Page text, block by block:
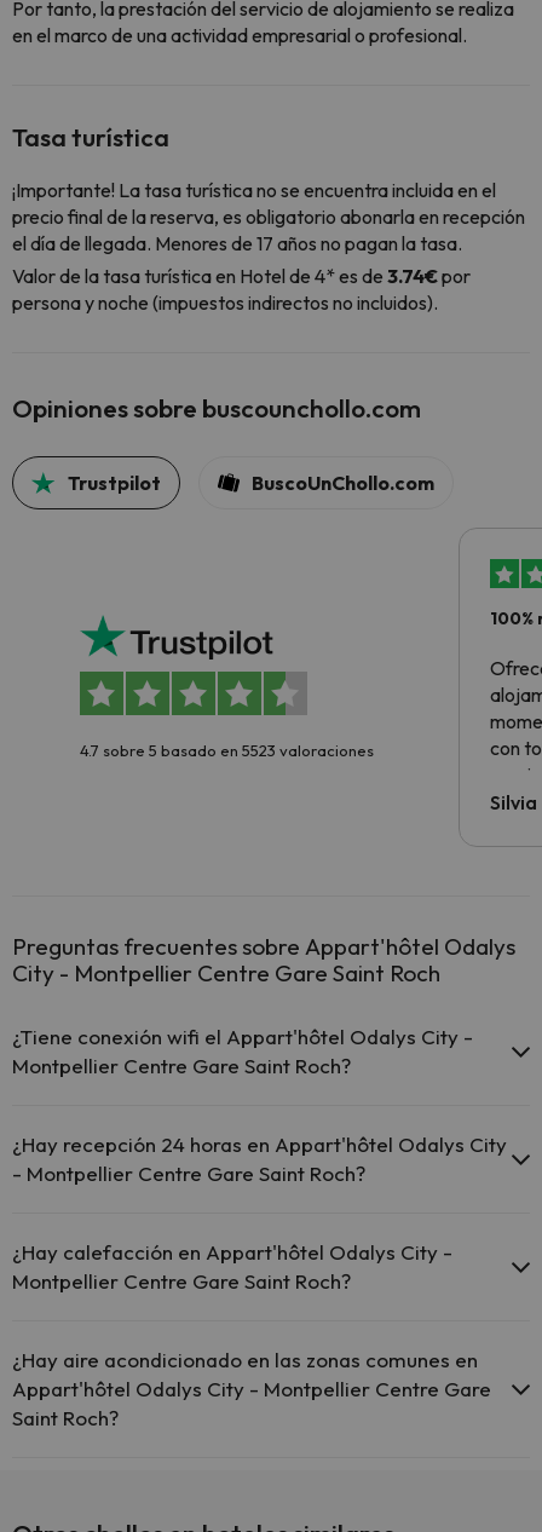
Por tanto, la prestación del servicio de alojamiento se realiza
en el marco de una actividad empresarial o profesional.
Tasa turística
¡Importante! La tasa turística no se encuentra incluida en el
precio final de la reserva, es obligatorio abonarla en recepción
el día de llegada. Menores de 17 años no pagan la tasa.
Valor de la tasa turística en Hotel de 4* es de 3.74€por
persona y noche (impuestos indirectos no incluidos).
Opiniones sobre buscounchollo.com
Trustpilot BuscoUnChollo.com
4.7 sobre 5 basado en 5523 valoraciones
con
Preguntas frecuentes sobre Appart'hôtel Odalys
City - Montpellier Centre Gare Saint Roch
¿Tiene conexión wifi el Appart'hôtel Odalys City -
Montpellier Centre Gare Saint Roch?
Roch ofrece Wi-Fi gratuito en zonas comunes.
El Appart'hôtel Odalys City - Montpellier Centre Gare Saint
Roch dispone de Wi-Fi.
¿Hay recepción 24 horas en Appart'hôtel Odalys City
- Montpellier Centre Gare Saint Roch?
tiene recepción 24 horas.
¿Hay calefacción en Appart'hôtel Odalys City -
Montpellier Centre Gare Saint Roch?
tiene calefacción en las zonas comunes.
¿Hay aire acondicionado en las zonas comunes en
Appart'hôtel Odalys City - Montpellier Centre Gare
Saint Roch?